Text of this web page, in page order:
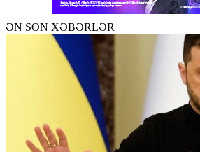
ƏN SON XƏBƏRLƏR